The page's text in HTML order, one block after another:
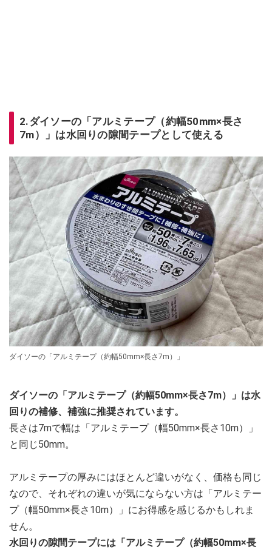
2.ダイソーの「アルミテープ（約幅50mm×長さ
7m）」は水回りの隙間テープとして使える
ダイソーの「アルミテープ（約幅50mm×長さ7m）」
ダイソーの「アルミテープ（約幅50mm×長さ7m）」は水
回りの補修、補強に推奨されています。
長さは7mで幅は「アルミテープ（幅50mm×長さ10m）」
と同じ50mm。
アルミテープの厚みにはほとんど違いがなく、価格も同じ
なので、それぞれの違いが気にならない方は「アルミテー
プ（幅50mm×長さ10m）」にお得感を感じるかもしれま
せん。
水回りの隙間テープには「アルミテープ（約幅50mm×長